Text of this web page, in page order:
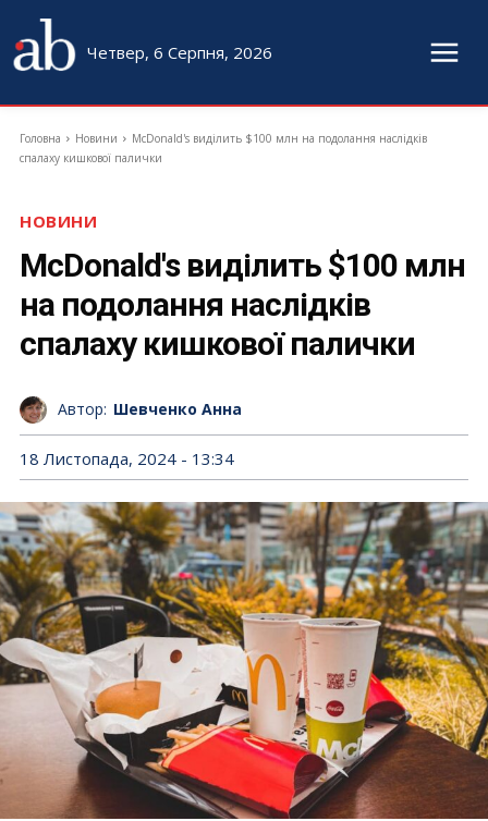
Четвер, 6 Серпня, 2026
Головна Новини
McDonald's виділить $100 млн на подолання наслідків
спалаху кишкової палички
НОВИНИ
McDonald's виділить $100 млн
на подолання наслідків
спалаху кишкової палички
Автор: Шевченко Анна
18 Листопада, 2024 - 13:34